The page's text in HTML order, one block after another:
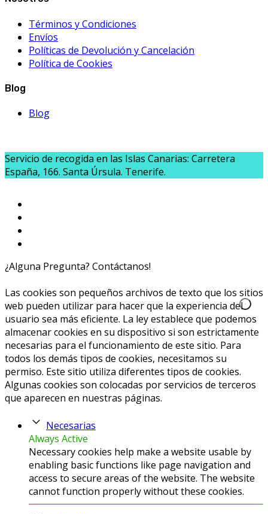
Términos y Condiciones
Envíos
Políticas de Devolución y Cancelación
Política de Cookies
Blog
Blog
Servicio de recogida en las Islas Canarias: Carretera
España, 166. Santa Úrsula. Tenerife.
¿Alguna Pregunta? Contáctanos!
Las cookies son pequeños archivos de texto que los sitios
web pueden utilizar para hacer que la experiencia del
usuario sea más eficiente. La ley establece que podemos
almacenar cookies en su dispositivo si son estrictamente
necesarias para el funcionamiento de este sitio. Para
todos los demás tipos de cookies, necesitamos su
permiso. Este sitio utiliza diferentes tipos de cookies.
Algunas cookies son colocadas por servicios de terceros
que aparecen en nuestras páginas.
Necesarias
Always Active
Necessary cookies help make a website usable by
enabling basic functions like page navigation and
access to secure areas of the website. The website
cannot function properly without these cookies.